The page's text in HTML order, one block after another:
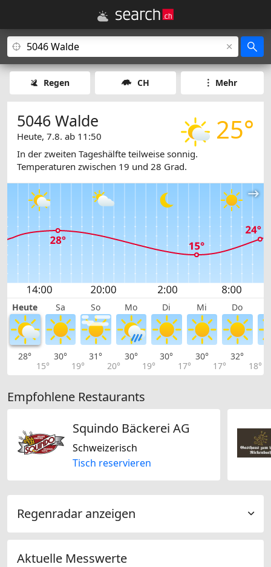
Regen CH Mehr
25°
5046 Walde
Heute, 7.8. ab 11:50
In der zweiten Tageshälfte teilweise sonnig.
Temperaturen zwischen 19 und 28 Grad.
Heute Sa So Mo Di Mi Do
28°
15°
30°
19°
31°
20°
30°
19°
30°
17°
30°
17°
32°
18°
Empfohlene Restaurants
Squindo Bäckerei AG
Schweizerisch
Tisch reservieren
Regenradar anzeigen
Aktuelle Messwerte